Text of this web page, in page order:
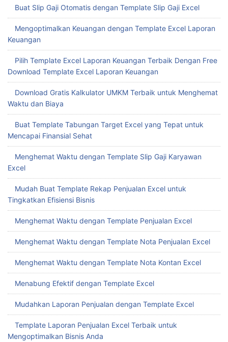
Buat Slip Gaji Otomatis dengan Template Slip Gaji Excel
Mengoptimalkan Keuangan dengan Template Excel Laporan
Keuangan
Pilih Template Excel Laporan Keuangan Terbaik Dengan Free
Download Template Excel Laporan Keuangan
Download Gratis Kalkulator UMKM Terbaik untuk Menghemat
Waktu dan Biaya
Buat Template Tabungan Target Excel yang Tepat untuk
Mencapai Finansial Sehat
Menghemat Waktu dengan Template Slip Gaji Karyawan
Excel
Mudah Buat Template Rekap Penjualan Excel untuk
Tingkatkan Efisiensi Bisnis
Menghemat Waktu dengan Template Penjualan Excel
Menghemat Waktu dengan Template Nota Penjualan Excel
Menghemat Waktu dengan Template Nota Kontan Excel
Menabung Efektif dengan Template Excel
Mudahkan Laporan Penjualan dengan Template Excel
Template Laporan Penjualan Excel Terbaik untuk
Mengoptimalkan Bisnis Anda